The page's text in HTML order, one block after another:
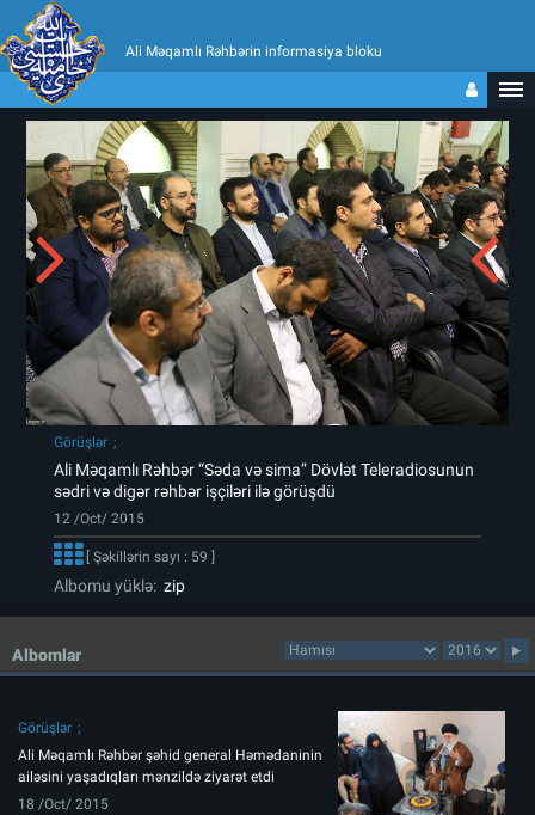
Ali Məqamlı Rəhbərin informasiya bloku
Görüşlər
Ali Məqamlı Rəhbər “Səda və sima” Dövlət Teleradiosunun
sədri və digər rəhbər işçiləri ilə görüşdü
12 /Oct/ 2015
[ Şəkillərin sayı : 59 ]
Albomu yüklə: zip
Albomlar
Görüşlər
Ali Məqamlı Rəhbər şəhid general Həmədaninin
ailəsini yaşadıqları mənzildə ziyarət etdi
18 /Oct/ 2015